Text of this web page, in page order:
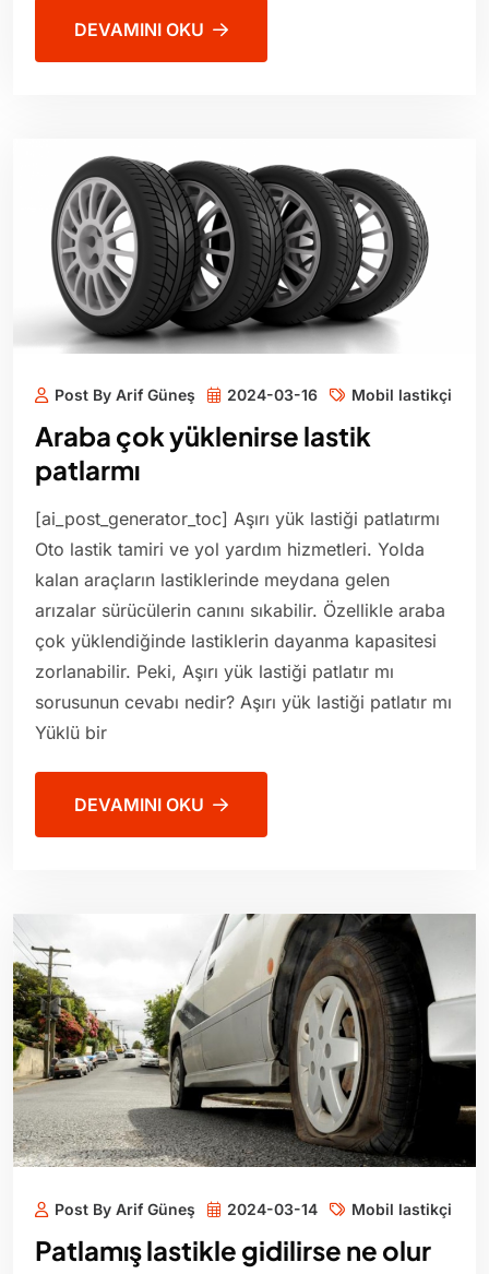
DEVAMINI OKU
Post By Arif Güneş 2024-03-16 Mobil lastikçi
Araba çok yüklenirse lastik
patlarmı
[ai_post_generator_toc] Aşırı yük lastiği patlatırmı
Oto lastik tamiri ve yol yardım hizmetleri. Yolda
kalan araçların lastiklerinde meydana gelen
arızalar sürücülerin canını sıkabilir. Özellikle araba
çok yüklendiğinde lastiklerin dayanma kapasitesi
zorlanabilir. Peki, Aşırı yük lastiği patlatır mı
sorusunun cevabı nedir? Aşırı yük lastiği patlatır mı
Yüklü bir
DEVAMINI OKU
Post By Arif Güneş 2024-03-14 Mobil lastikçi
Patlamış lastikle gidilirse ne olur